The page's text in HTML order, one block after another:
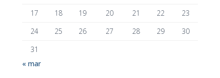
17
18 19 20 21 22
23
24
25 26 27 28 29
30
31
« mar